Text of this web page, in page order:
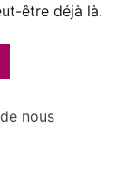
être déjà là.
nous